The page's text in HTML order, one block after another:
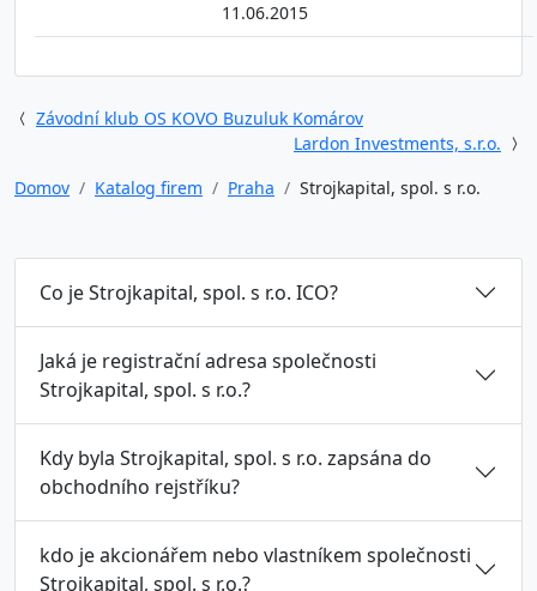
11.06.2015
Závodní klub OS KOVO Buzuluk Komárov
Lardon Investments, s.r.o.
Domov
Katalog firem Praha Strojkapital, spol. s r.o.
Co je Strojkapital, spol. s r.o. ICO?
Jaká je registrační adresa společnosti
Strojkapital, spol. s r.o.?
Kdy byla Strojkapital, spol. s r.o. zapsána do
obchodního rejstříku?
kdo je akcionářem nebo vlastníkem společnosti
Strojkapital, spol. s r.o.?